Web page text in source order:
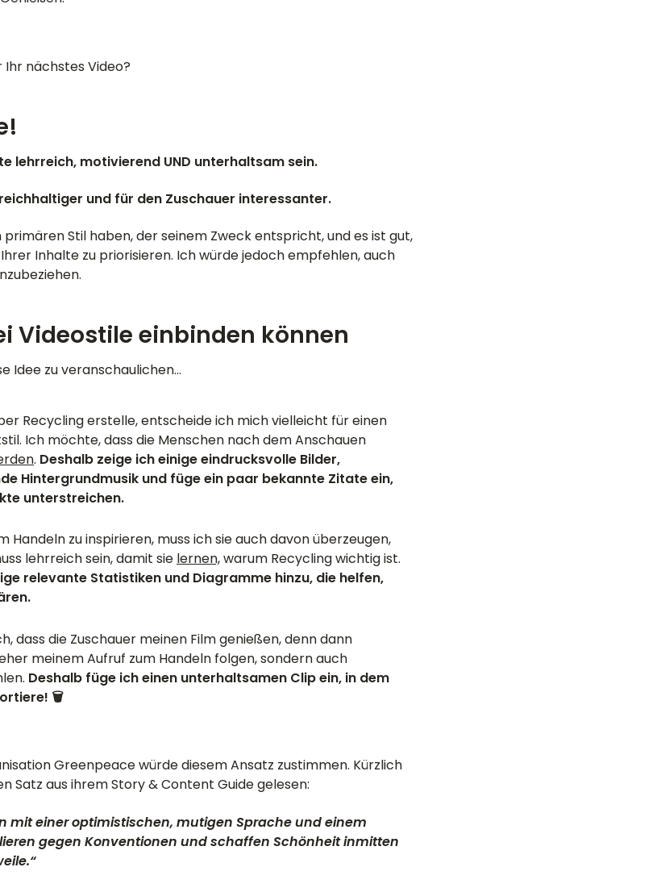
Ihr nächstes Video?
lehrreich, motivierend UND unterhaltsam sein.
und für den Zuschauer interessanter.
primären Stil haben, der seinem Zweck entspricht, und es ist gut,
Inhalte zu priorisieren. Ich würde jedoch empfehlen, auch
Videostile einbinden können
Idee zu veranschaulichen...
Recycling erstelle, entscheide ich mich vielleicht für einen
Ich möchte, dass die Menschen nach dem Anschauen
. Deshalb zeige ich einige eindrucksvolle Bilder,
Hintergrundmusik und füge ein paar bekannte Zitate ein,
unterstreichen.
Handeln zu inspirieren, muss ich sie auch davon überzeugen,
lehrreich sein, damit sie lernen,warum Recycling wichtig ist.
relevante Statistiken und Diagramme hinzu, die helfen,
dass die Zuschauer meinen Film genießen, denn dann
meinem Aufruf zum Handeln folgen, sondern auch
Deshalb füge ich einen unterhaltsamen Clip ein, in dem
🗑
Greenpeace würde diesem Ansatz zustimmen. Kürzlich
Satz aus ihrem Story & Content Guide gelesen:
mit einer optimistischen, mutigen Sprache und einem
gegen Konventionen und schaffen Schönheit inmitten